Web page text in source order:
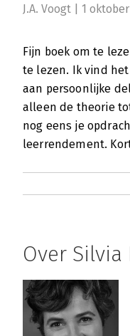
J.A. Voogt | 1 oktober
Fijn boek om te
te lezen. Ik vind
aan persoonlijke
alleen de theorie
nog eens je
leerrendement.
Over